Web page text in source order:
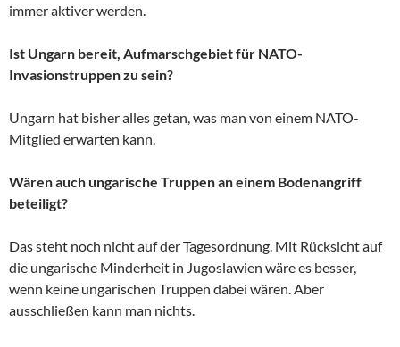
immer aktiver werden.
Ist Ungarn bereit, Aufmarschgebiet für NATO-
Invasionstruppen zu sein?
Ungarn hat bisher alles getan, was man von einem NATO-
Mitglied erwarten kann.
Wären auch ungarische Truppen an einem Bodenangriff
beteiligt?
Das steht noch nicht auf der Tagesordnung. Mit Rücksicht auf
die ungarische Minderheit in Jugoslawien wäre es besser,
wenn keine ungarischen Truppen dabei wären. Aber
ausschließen kann man nichts.